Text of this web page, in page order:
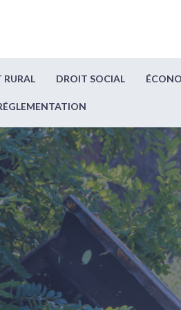
RURAL DROIT SOCIAL